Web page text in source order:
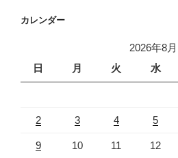
カレンダー
2026年8月
日
月 火 水
2 3 4 5
9 10 11 12